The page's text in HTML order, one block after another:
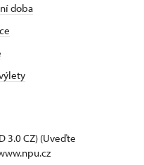
doba
3.0 CZ) (Uveďte